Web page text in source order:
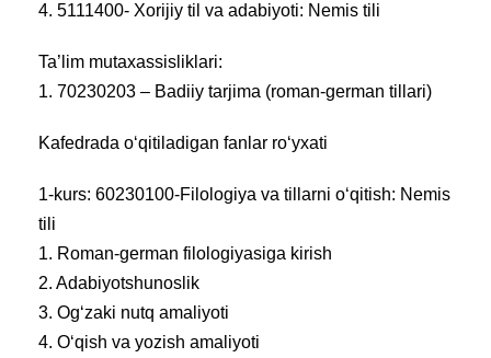
4. 5111400- Xorijiy til va adabiyoti: Nemis tili
Ta’lim mutaxassisliklari:
1. 70230203 – Badiiy tarjima (roman-german tillari)
Kafedrada o‘qitiladigan fanlar ro‘yxati
1-kurs: 60230100-Filologiya va tillarni o‘qitish: Nemis
tili
1. Roman-german filologiyasiga kirish
2. Adabiyotshunoslik
3. Og‘zaki nutq amaliyoti
4. O‘qish va yozish amaliyoti